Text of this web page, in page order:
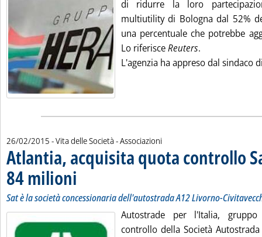
di ridurre la loro
multiutility di Bologna dal 52%
una percentuale che potrebbe
Lo riferisceReuters.
L'agenzia ha appreso dal sindaco
26/02/2015 - Vita delle Società - Associazioni
Atlantia, acquisita quota controllo
84 milioni . Sottotitolo: Sat è la società concessionaria dell'autostrada A12
. Pubblicata giovedì 26 febbraio 2015 alle 10.39.
Sat è la società concessionaria dell'autostrada A12 Livorno-
Autostrade per l'Italia,
controllo della Società